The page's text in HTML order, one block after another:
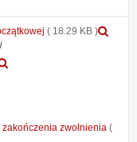
( 18.29 KB )
zwolnienia (